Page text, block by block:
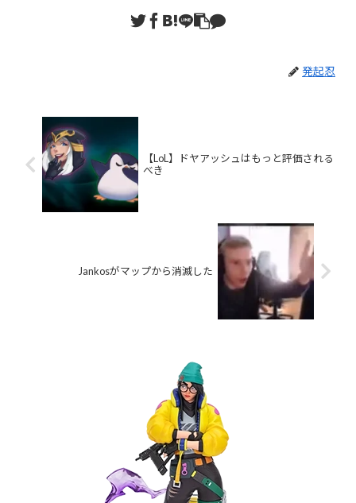
発起忍
【LoL】ドヤアッシュはもっと評価される
べき
Jankosがマップから消滅した